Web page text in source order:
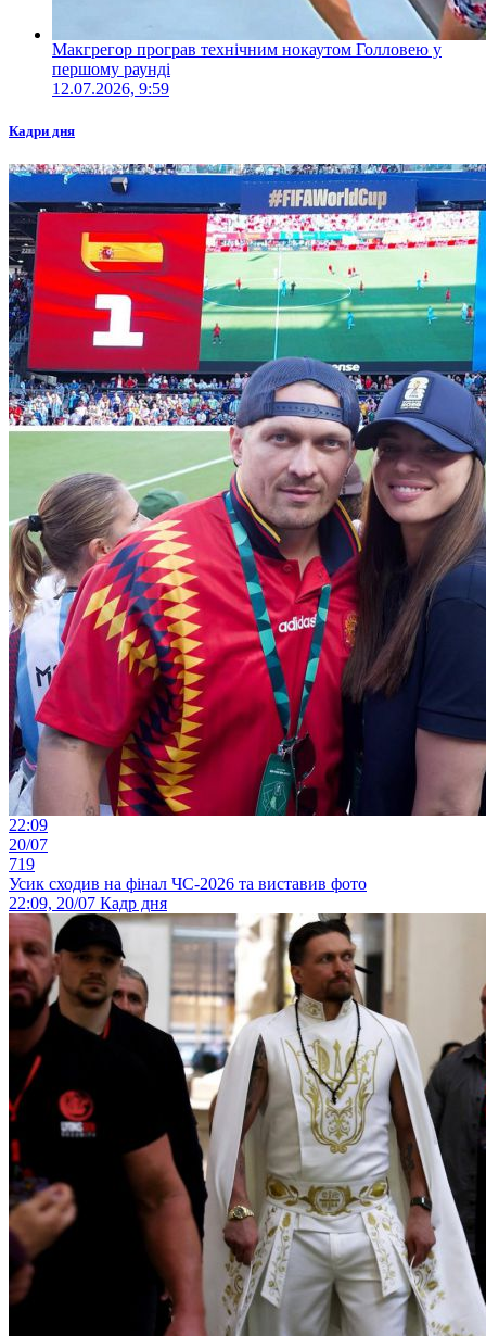
Макгрегор програв технічним нокаутом Голловею у
першому раунді
12.07.2026, 9:59
Кадри дня
22:09
20/07
719
Усик сходив на фінал ЧС-2026 та виставив фото
22:09, 20/07 Кадр дня